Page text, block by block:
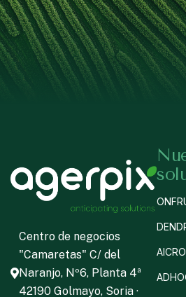
Centro de negocios
"Camaretas" C/ del
Naranjo, Nº6, Planta 4ª
42190 Golmayo, Soria ·